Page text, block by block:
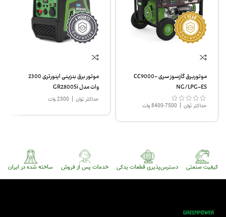
موتوربرق گازسوز سری CC9000-
NG/LPG-ES
حداکثر توان | 7500-8400 وات
موتور برق بنزینی اینورتری 2300
وات مدل GR2800Si
حداکثر توان | 2300 وات
کیفیت صنعتی دسترس‌پذیری قطعات یدکی خدمات پس از فروش ساخته شده در ایران